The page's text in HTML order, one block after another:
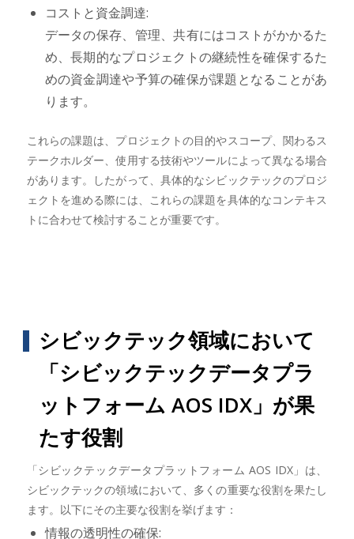
コストと資金調達:
データの保存、管理、共有にはコストがかかるた
め、長期的なプロジェクトの継続性を確保するた
めの資金調達や予算の確保が課題となることがあ
ります。
これらの課題は、プロジェクトの目的やスコープ、関わるス
テークホルダー、使用する技術やツールによって異なる場合
があります。したがって、具体的なシビックテックのプロジ
ェクトを進める際には、これらの課題を具体的なコンテキス
トに合わせて検討することが重要です。
シビックテック領域において
「シビックテックデータプラ
ットフォーム AOS IDX」が果
たす役割
「シビックテックデータプラットフォーム AOS IDX」は、
シビックテックの領域において、多くの重要な役割を果たし
ます。以下にその主要な役割を挙げます：
情報の透明性の確保: